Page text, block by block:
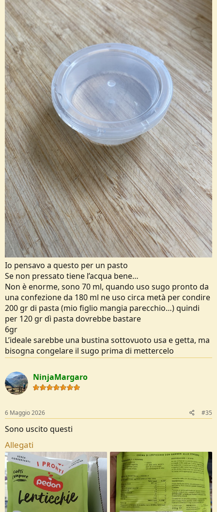
Io pensavo a questo per un pasto
Se non pressato tiene l’acqua bene…
Non è enorme, sono 70 ml, quando uso sugo pronto da
una confezione da 180 ml ne uso circa metà per condire
200 gr di pasta (mio figlio mangia parecchio…) quindi
per 120 gr dì pasta dovrebbe bastare
6gr
L’ideale sarebbe una bustina sottovuoto usa e getta, ma
bisogna congelare il sugo prima di mettercelo
NinjaMargaro
6 Maggio 2026 #35
Sono uscito questi
Allegati